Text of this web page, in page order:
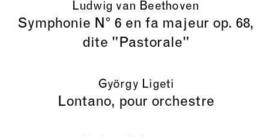
Ludwig van Beethoven
Symphonie N° 6 en fa majeur op. 68,
dite "Pastorale"
György Ligeti
Lontano, pour orchestre